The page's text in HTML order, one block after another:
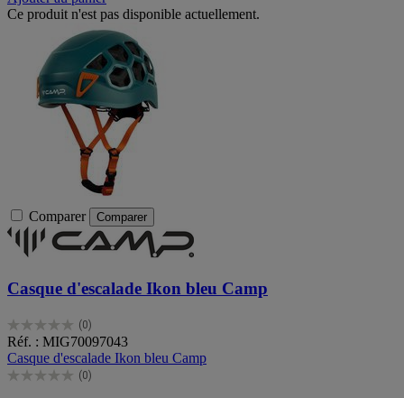
Ce produit n'est pas disponible actuellement.
Comparer Comparer
Casque d'escalade Ikon bleu Camp
(0)
0.0
sur
5
étoiles.
Réf. : MIG70097043
Casque d'escalade Ikon bleu Camp
(0)
0.0